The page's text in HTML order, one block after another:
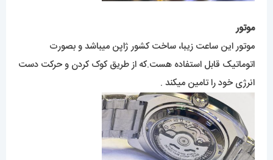
موتور
موتور این ساعت زیبا، ساخت کشور ژاپن میباشد و بصورت
اتوماتیک قابل استفاده هست.که از طریق کوک کردن و حرکت دست
انرژی خود را تامین میکند .